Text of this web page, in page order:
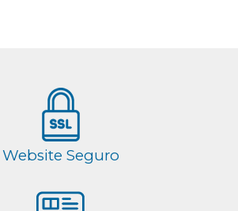
Website Seguro